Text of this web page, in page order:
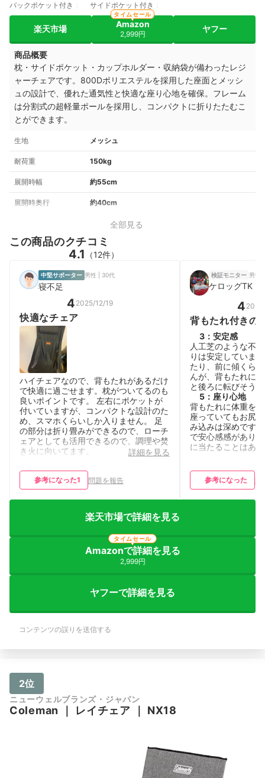
バックポケット付き
サイドポケット付き
楽天市場 Amazon
2,999円
タイムセール
ヤフー
商品概要
枕・サイドポケット・カップホルダー・収納袋が備わったレジ
ャーチェアです。800Dポリエステルを採用した座面とメッシ
ュの設計で、優れた通気性と快適な座り心地を確保。フレーム
は分割式の超軽量ポールを採用し、コンパクトに折りたたむこ
とができます。
生地 メッシュ
耐荷重 150kg
展開時幅 約55cm
展開時奥行 約40cm
全部見る
この商品のクチコミ
4.1 （12件）
中堅サポーター 男性 | 30代
寝不足
4 2025/12/19
快適なチェア
ハイチェアなので、背もたれがあるだけ
で快適に過ごせます。枕がついてるのも
良いポイントです。 左右にポケットが
付いていますが、コンパクトな設計のた
め、スマホくらいしか入りません。 足
の部分は折り畳みができるので、ローチ
ェアとしても活用できるので、調理や焚
き火に向いてます。
詳細を見る
参考になった1 問題を報告
検証モニター 男性
ケロッグTK
4
背もたれ付きの
3 ： 安定感
人工芝のような不
りは安定していま
たり、前に傾くら
んが、背もたれに
と後ろに転びそう
5 ： 座り心地
背もたれに体重を
座っていてもお尻
み込みは深めです
で安心感感があり
に当たることはあ
参考になった
楽天市場で詳細を見る
Amazonで詳細を見る
2,999円
タイムセール
ヤフーで詳細を見る
コンテンツの誤りを送信する
2位
ニューウェルブランズ・ジャパン
Coleman レイチェア NX18